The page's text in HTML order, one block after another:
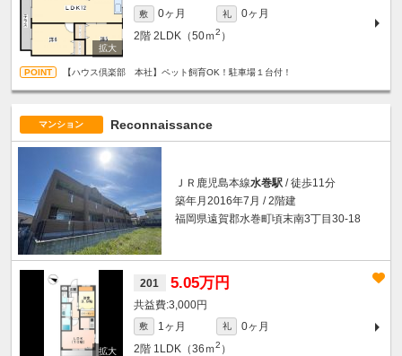
敷 0ヶ月 礼
0ヶ月
2階 2LDK（50ｍ2 ）
【ハウス倶楽部 本社】ペット飼育OK！駐車場１台付！
マンション Reconnaissance
ＪＲ鹿児島本線水巻駅 / 徒歩11分
築年月2016年7月 / 2階建
福岡県遠賀郡水巻町頃末南3丁目30-18
201 5.05万円
3,000円
敷 1ヶ月 礼
0ヶ月
2階 1LDK（36ｍ2 ）